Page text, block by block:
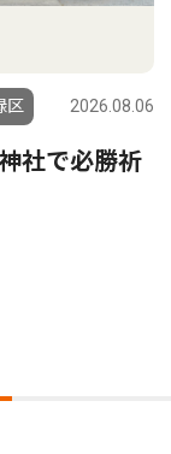
区 2026.08.06
社で必勝祈